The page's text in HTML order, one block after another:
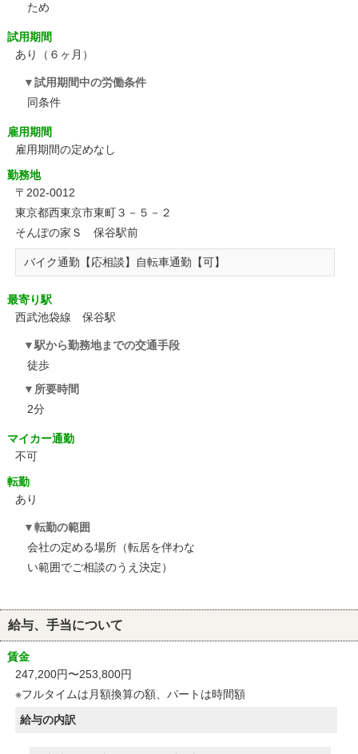
ため
試用期間
あり（６ヶ月）
試用期間中の労働条件
同条件
雇用期間
雇用期間の定めなし
勤務地
〒202-0012
東京都西東京市東町３－５－２
そんぽの家Ｓ 保谷駅前
バイク通勤【応相談】自転車通勤【可】
最寄り駅
西武池袋線 保谷駅
駅から勤務地までの交通手段
徒歩
所要時間
2分
マイカー通勤
不可
転勤
あり
転勤の範囲
会社の定める場所（転居を伴わな
い範囲でご相談のうえ決定）
給与、手当について
賃金
247,200円〜253,800円
※フルタイムは月額換算の額、パートは時間額
給与の内訳